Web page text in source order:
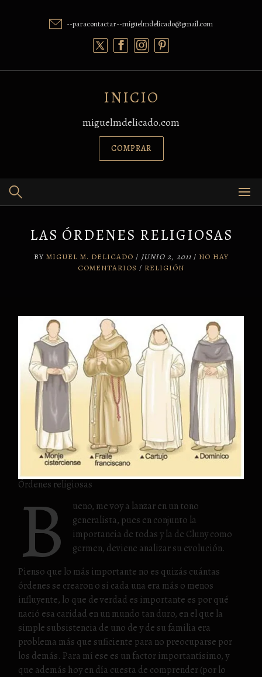
--paracontactar--miguelmdelicado@gmail.com
INICIO
miguelmdelicado.com
COMPRAR
LAS ÓRDENES RELIGIOSAS
BY MIGUEL M. DELICADO / JUNIO 2, 2011/ NO HAY
COMENTARIOS / RELIGIÓN
Órdenes religiosas
B
ueno, me voy a lanzar en un tono
generalista, pues en conjunto la
importancia de todas y la de Cluny como
germen, deviene analizar su evolución.
Pienso que lo más importante no es quizás cuántas
órdenes se crearon o si cada una era más o menos
influyente, lo que de verdad es importante es por qué
nació esa caridad en un mundo tan duro, en el que la
simple subsistencia de uno de y de su familia era
problema más que suficiente para no preocuparse por
los demás. Para mí ese es un factor importantísimo, y
que además hoy en día cuesta de comprender (por lo